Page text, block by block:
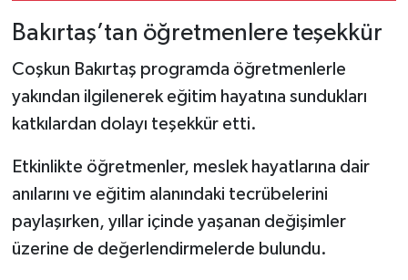
Bakırtaş’tan öğretmenlere teşekkür
Coşkun Bakırtaş programda öğretmenlerle
yakından ilgilenerek eğitim hayatına sundukları
katkılardan dolayı teşekkür etti.
Etkinlikte öğretmenler, meslek hayatlarına dair
anılarını ve eğitim alanındaki tecrübelerini
paylaşırken, yıllar içinde yaşanan değişimler
üzerine de değerlendirmelerde bulundu.